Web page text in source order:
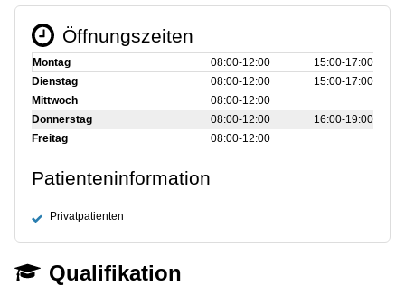
Öffnungszeiten
Montag 08:00‑12:00
15:00‑17:00
Dienstag
08:00‑12:00
15:00‑17:00
Mittwoch
08:00‑12:00
Donnerstag
08:00‑12:00
16:00‑19:00
Freitag
08:00‑12:00
Patienteninformation
Privatpatienten
Qualifikation